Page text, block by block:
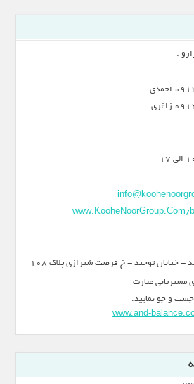
:
www.KooheNoorGroup.Com/
خیابان توحید - خ فرصت شیرازی پلاک 108
مسیریابی عبارت
جست و جو نمایید.
www.and-